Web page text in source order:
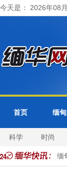
今天是： 2026年08
首页 缅
科学 时尚
谷接管 缅甸